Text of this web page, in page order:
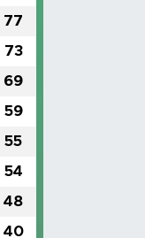
77
73
69
59
55
54
48
40